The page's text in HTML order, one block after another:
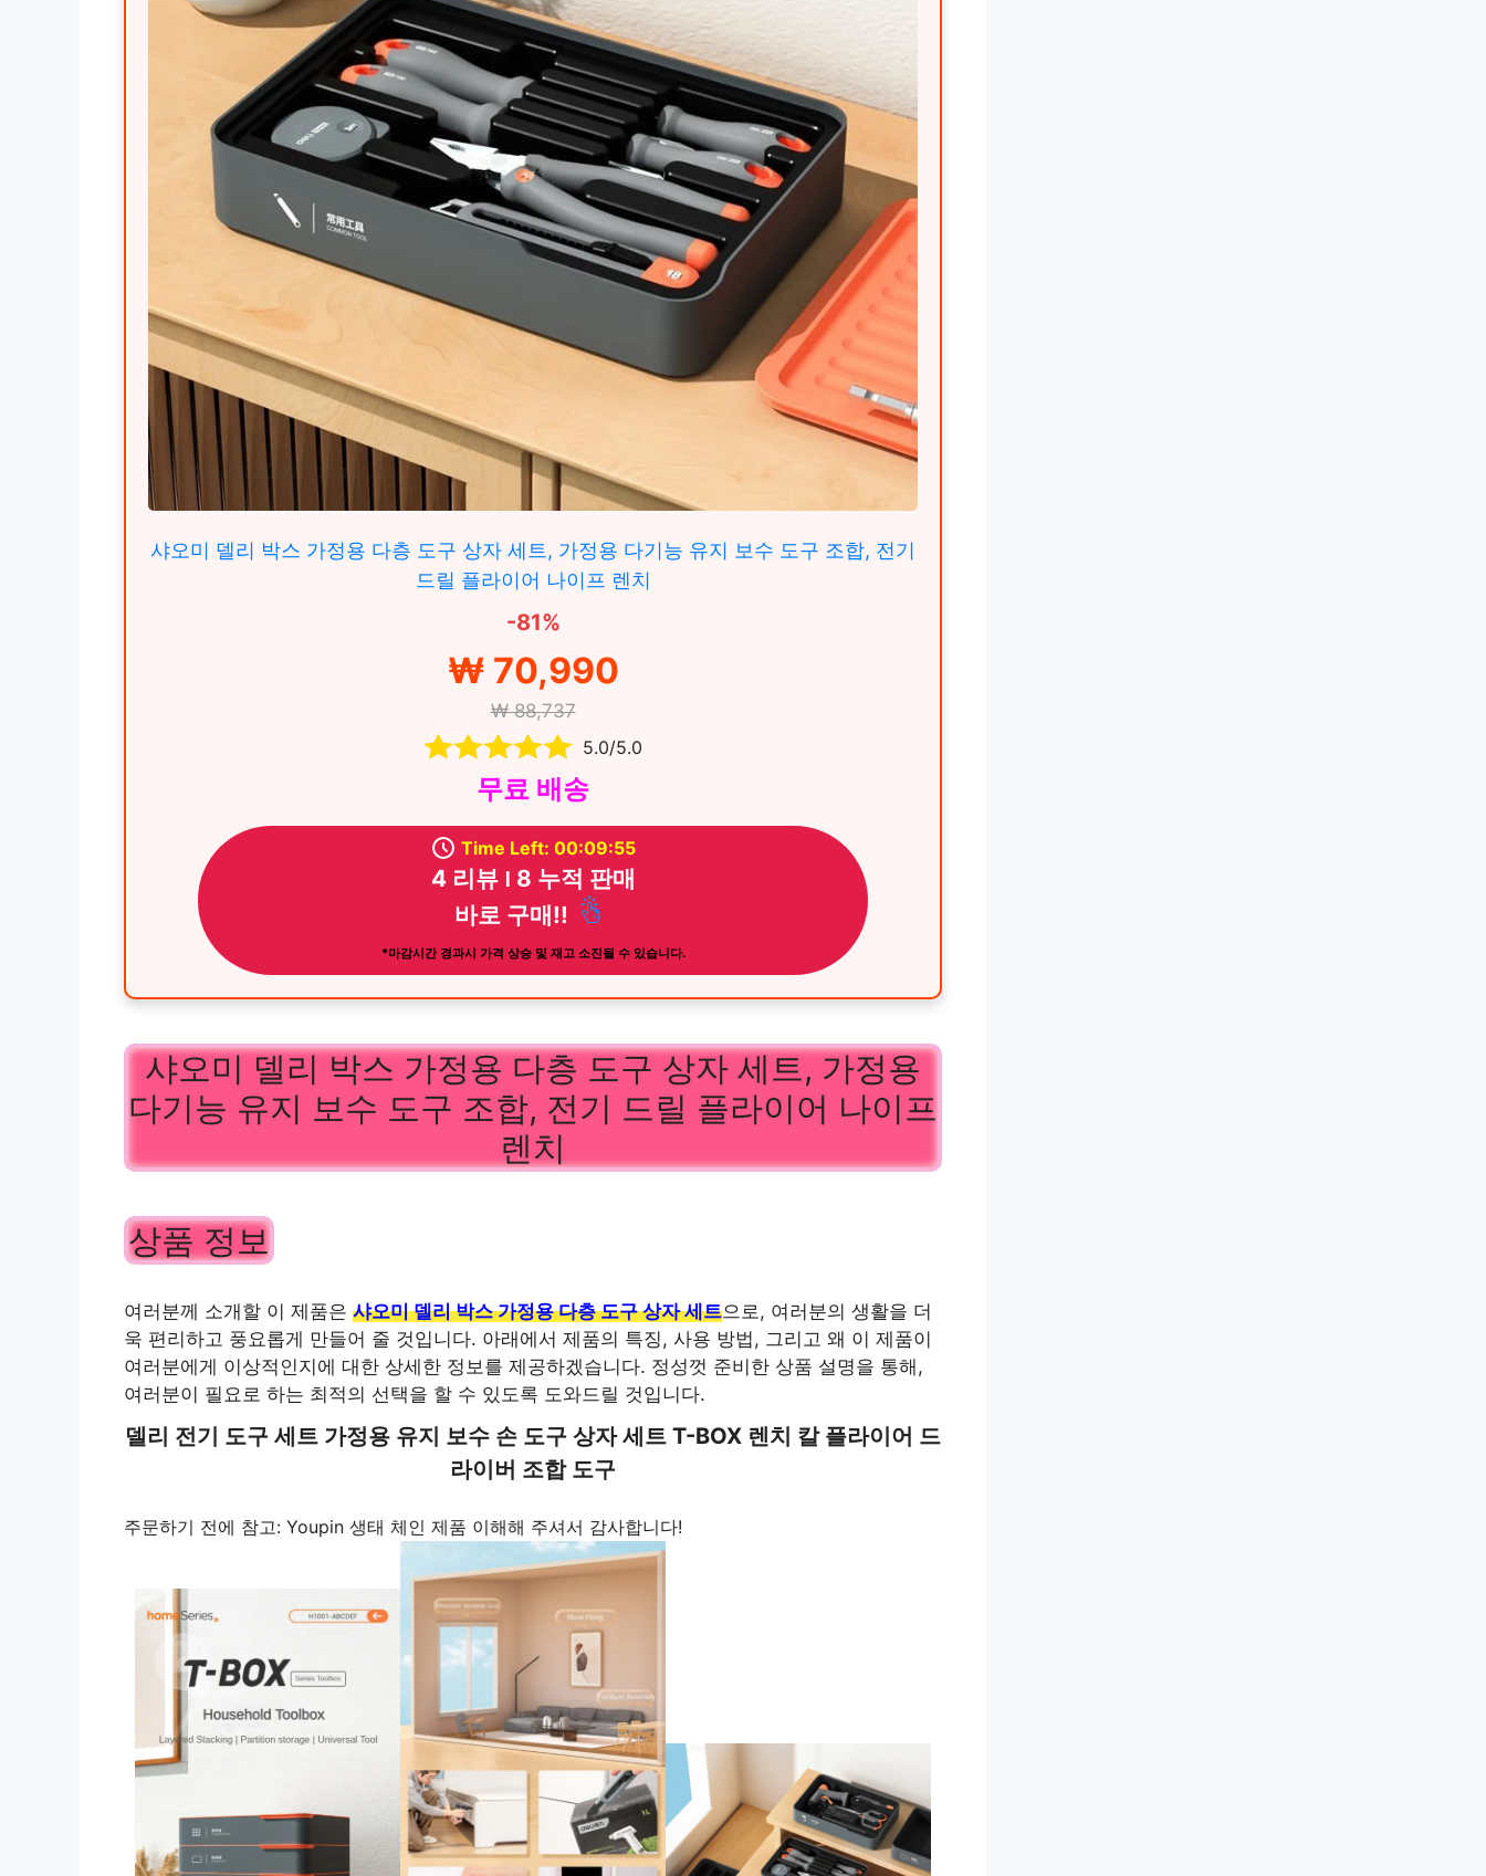
샤오미 델리 박스 가정용 다층 도구 상자 세트, 가정용 다기능 유지 보수 도구 조합, 전기
드릴 플라이어 나이프 렌치
-81%
₩ 70,990
₩ 88,737
5.0/5.0
무료 배송
Time Left: 00:09:53
4 리뷰 ౹ 8 누적 판매
바로 구매!!
*마감시간 경과시 가격 상승 및 재고 소진될 수 있습니다.
샤오미 델리 박스 가정용 다층 도구 상자 세트, 가정용
다기능 유지 보수 도구 조합, 전기 드릴 플라이어 나이프
렌치
상품 정보
여러분께 소개할 이 제품은 샤오미 델리 박스 가정용 다층 도구 상자 세트으로, 여러분의 생활을 더
욱 편리하고 풍요롭게 만들어 줄 것입니다. 아래에서 제품의 특징, 사용 방법, 그리고 왜 이 제품이
여러분에게 이상적인지에 대한 상세한 정보를 제공하겠습니다. 정성껏 준비한 상품 설명을 통해,
여러분이 필요로 하는 최적의 선택을 할 수 있도록 도와드릴 것입니다.
델리 전기 도구 세트 가정용 유지 보수 손 도구 상자 세트 T-BOX 렌치 칼 플라이어 드
라이버 조합 도구
주문하기 전에 참고: Youpin 생태 체인 제품 이해해 주셔서 감사합니다!